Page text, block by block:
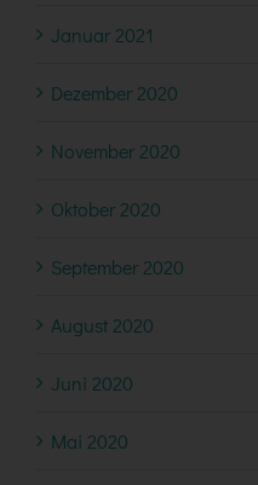
Januar 2021
Dezember 2020
November 2020
Oktober 2020
September 2020
August 2020
Juni 2020
Mai 2020